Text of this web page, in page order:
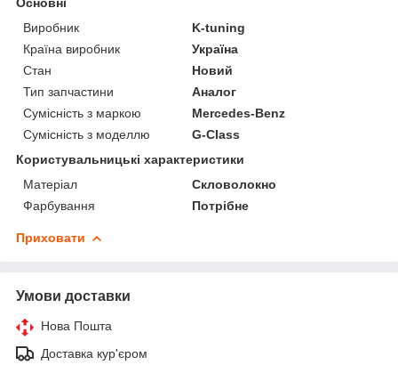
Виробник
K-tuning
Країна виробник
Україна
Стан
Новий
Тип запчастини
Аналог
Сумісність з маркою
Mercedes-Benz
Сумісність з моделлю
G-Class
Користувальницькі характеристики
Матеріал
Скловолокно
Фарбування
Потрібне
Приховати
Умови доставки
Нова Пошта
Доставка кур'єром